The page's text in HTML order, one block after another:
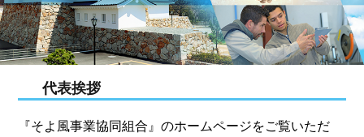
代表挨拶
『そよ風事業協同組合』のホームページをご覧いただ